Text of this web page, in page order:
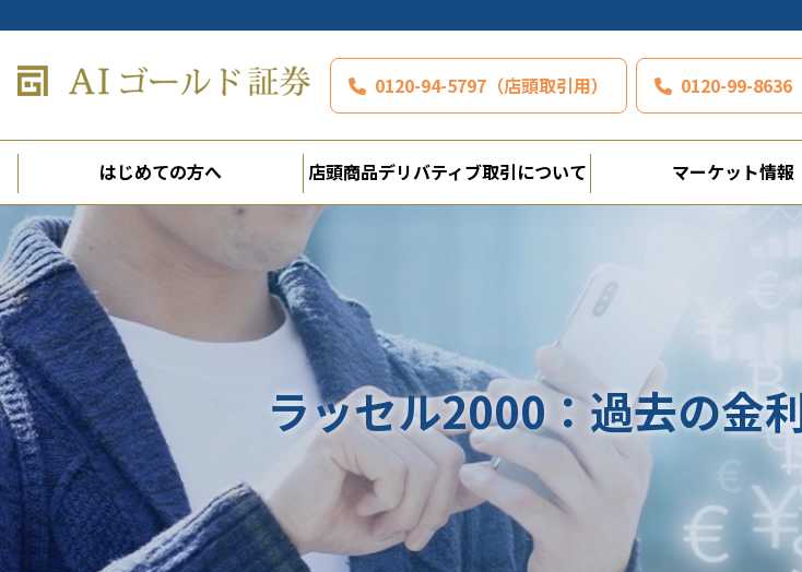
0120-94-5797（店頭取引用） 0120-99-8636
はじめての方へ 店頭商品デリバティブ取引について マーケット情報
ラッセル2000：過去の金